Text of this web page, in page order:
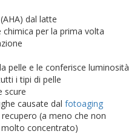
dal latte
chimica per la prima volta
pelle e le conferisce luminosità
i tipi di pelle
scure
causate dal fotoaging
(a meno che non
concentrato)